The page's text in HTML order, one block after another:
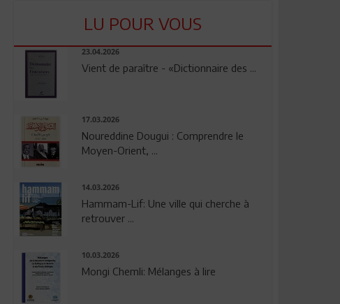
LU POUR VOUS
23.04.2026
Vient de paraître - «Dictionnaire des ...
17.03.2026
Noureddine Dougui : Comprendre le
Moyen-Orient, ...
14.03.2026
Hammam-Lif: Une ville qui cherche à
retrouver ...
10.03.2026
Mongi Chemli: Mélanges à lire